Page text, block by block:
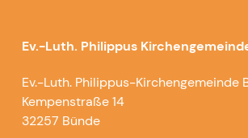
Ev.-Luth. Philippus
Ev.-Luth. Philippus-Kirchengemeinde
Kempenstraße 14
32257 Bünde